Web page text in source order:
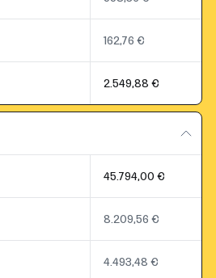
162,76 €
2.549,88 €
45.794,00 €
8.209,56 €
4.493,48 €